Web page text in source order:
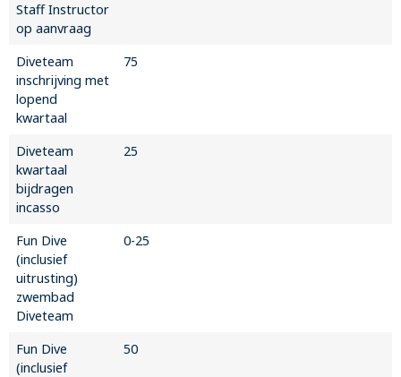
Staff Instructor
op aanvraag
Diveteam
inschrijving met
lopend
kwartaal
75
Diveteam
kwartaal
bijdragen
incasso
25
Fun Dive
(inclusief
uitrusting)
zwembad
Diveteam
0-25
Fun Dive
(inclusief
50